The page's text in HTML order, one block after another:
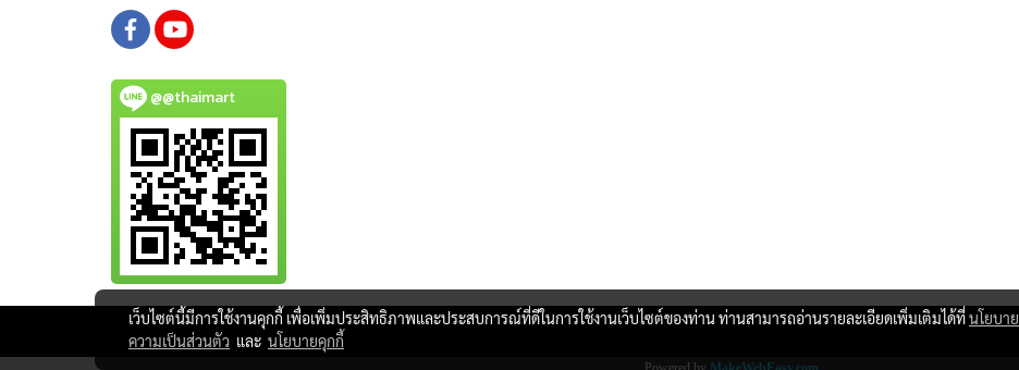
@@thaimart
Copy right by www.thaimartonline.com
เว็บไซต์นี้มีการใช้งานคุกกี้ เพื่อเพิ่มประสิทธิภาพและประสบการณ์ที่ดีในการใช้งานเว็บไซต์ของท่าน ท่านสามารถอ่านรายละเอียดเพิ่มเติมได้ที่นโยบาย
ความเป็นส่วนตัว และ นโยบายคุกกี้